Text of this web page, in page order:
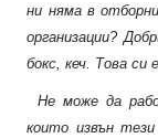
ни няма в
организации?
бокс, кеч. Това си
Не може да
които извън